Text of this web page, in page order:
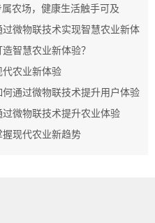
农场，健康生活触手可及
微物联技术实现智慧农业新体
智慧农业新体验？
农业新体验
通过微物联技术提升用户体验
微物联技术提升农业体验
现代农业新趋势